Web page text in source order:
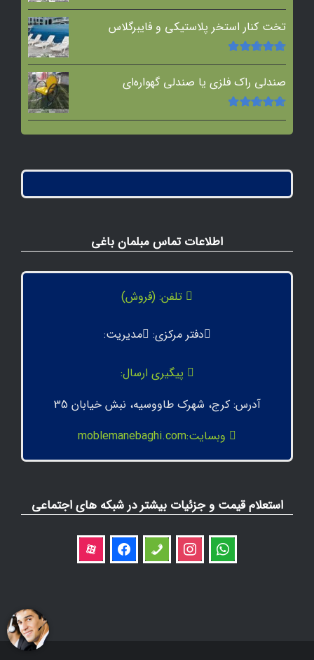
امتیاز5.00از
تخت کنار استخر پلاستیکی و فایبرگلاس
امتیاز5.00از
صندلی راک فلزی یا صندلی گهواره‌ای
امتیاز5.00از
اطلاعات تماس مبلمان باغی
تلفن: (فروش)
دفتر مرکزی: مدیریت:
پیگیری ارسال:
آدرس: کرج، شهرک طاووسیه، نبش خیابان 35
وبسایت:moblemanebaghi.com
استعلام قیمت و جزئیات بیشتر در شبکه های اجتماعی
whatsapp
instagram
phone
facebook
aparat